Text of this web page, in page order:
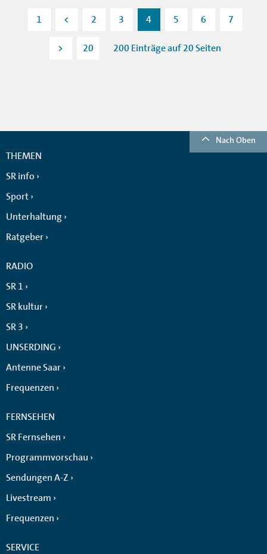
1 < 2 3 4 5 6 7
> 20 200 Einträge auf 20 Seiten
Nach Oben
THEMEN
SR info
Sport
Unterhaltung
Ratgeber
RADIO
SR 1
SR kultur
SR 3
UNSERDING
Antenne Saar
Frequenzen
FERNSEHEN
SR Fernsehen
Programmvorschau
Sendungen A-Z
Livestream
Frequenzen
SERVICE